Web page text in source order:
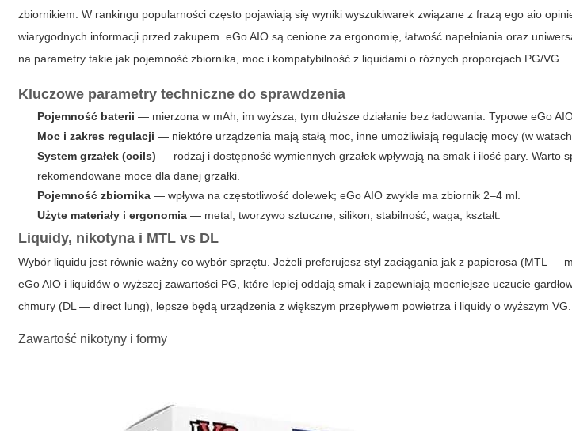
zbiornikiem. W rankingu popularności często pojawiają się wyniki wyszukiwarek związane z fraząego aio
wiarygodnych informacji przed zakupem. eGo AIO są cenione za ergonomię, łatwość napełniania oraz
na parametry takie jak pojemność zbiornika, moc i kompatybilność z liquidami o różnych proporcjach PG/VG.
Kluczowe parametry techniczne do sprawdzenia
Pojemność baterii — mierzona w mAh; im wyższa, tym dłuższe działanie bez ładowania. Typowe eGo
Moc i zakres regulacji — niektóre urządzenia mają stałą moc, inne umożliwiają regulację mocy (w
System grzałek (coils) — rodzaj i dostępność wymiennych grzałek wpływają na smak i ilość pary. Warto
rekomendowane moce dla danej grzałki.
Pojemność zbiornika — wpływa na częstotliwość dolewek; eGo AIO zwykle ma zbiornik 2–4 ml.
Użyte materiały i ergonomia — metal, tworzywo sztuczne, silikon; stabilność, waga, kształt.
Liquidy, nikotyna i MTL vs DL
Wybór liquidu jest równie ważny co wybór sprzętu. Jeżeli preferujesz styl zaciągania jak z papierosa (MTL —
eGo AIO i liquidów o wyższej zawartości PG, które lepiej oddają smak i zapewniają mocniejsze uczucie
chmury (DL — direct lung), lepsze będą urządzenia z większym przepływem powietrza i liquidy o wyższym VG.
Zawartość nikotyny i formy